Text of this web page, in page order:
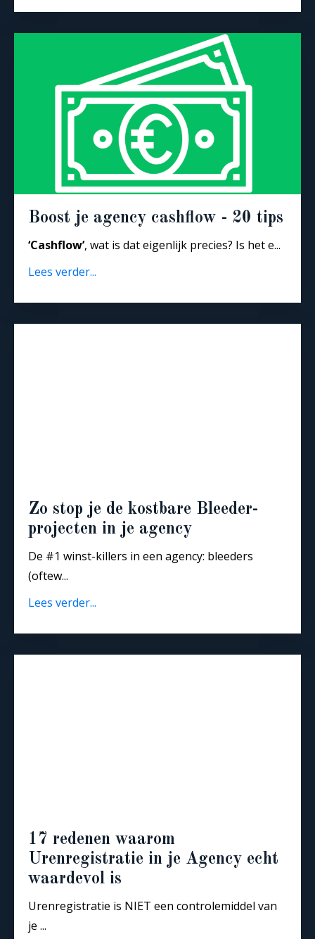
Boost je agency cashflow - 20 tips
‘Cashflow’, wat is dat eigenlijk precies? Is het e...
Lees verder...
Zo stop je de kostbare Bleeder-
projecten in je agency
De #1 winst-killers in een agency: bleeders
(oftew...
Lees verder...
17 redenen waarom
Urenregistratie in je Agency echt
waardevol is
Urenregistratie is NIET een controlemiddel van
je ...